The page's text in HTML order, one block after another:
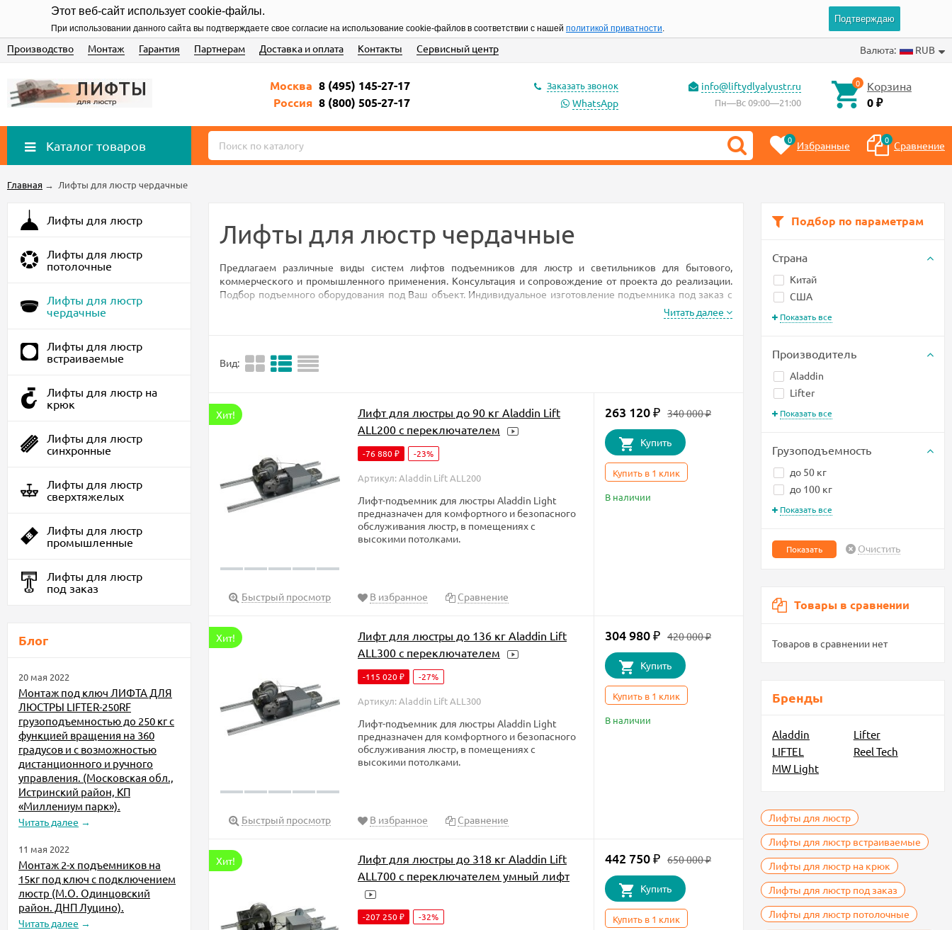
Этот веб-сайт использует cookie-файлы.
При использовании данного сайта вы подтверждаете свое согласие на использование cookie-файлов в соответствии с нашей политикой приватности.
Подтверждаю
Валюта: RUB
Производство Монтаж Гарантия Партнерам Доставка и оплата Контакты Сервисный центр
Москва 8 (495) 145-27-17
Россия 8 (800) 505-27-17
Заказать звонок
WhatsApp
info@liftydlyalyustr.ru
Пн—Вс 09:00—21:00
0 Корзина
0 ₽
Каталог товаров 0 Избранные 0 Сравнение
Главная → Лифты для люстр чердачные
Подбор по параметрам
Страна
Китай
США
Показать все
Производитель
Aladdin
Lifter
Показать все
Грузоподъемность
до 50 кг
до 100 кг
Показать все
Очистить
Товары в сравнении
Товаров в сравнении нет
Бренды
Aladdin
Lifter
LIFTEL
Reel Tech
MW Light
Лифты для люстр
Лифты для люстр встраиваемые
Лифты для люстр на крюк
Лифты для люстр под заказ
Лифты для люстр потолочные
Лифты для люстр
Лифты для люстр
потолочные
Лифты для люстр
чердачные
Лифты для люстр
встраиваемые
Лифты для люстр на
крюк
Лифты для люстр
синхронные
Лифты для люстр
сверхтяжелых
Лифты для люстр
промышленные
Лифты для люстр
под заказ
Блог
20 мая 2022
Монтаж под ключ ЛИФТА ДЛЯ
ЛЮСТРЫ LIFTER-250RF
грузоподъемностью до 250 кг с
функцией вращения на 360
градусов и с возможностью
дистанционного и ручного
управления. (Московская обл.,
Истринский район, КП
«Миллениум парк»).
Читать далее →
11 мая 2022
Монтаж 2-х подъемников на
15кг под ключ с подключением
люстр (М.О. Одинцовский
район. ДНП Луцино).
Читать далее →
Лифты для люстр чердачные
Предлагаем различные виды систем лифтов подъемников для люстр и светильников для бытового,
коммерческого и промышленного применения. Консультация и сопровождение от проекта до реализации.
Подбор подъемного оборудования под Ваш объект. Индивидуальное изготовление подъемника под заказ с
Читать далее
Вид:
Хит!
Лифт для люстры до 90 кг Aladdin Lift
ALL200 с переключателем
-76 880 ₽ -23%
Артикул: Aladdin Lift ALL200
Лифт-подъемник для люстры Aladdin Light
предназначен для комфортного и безопасного
обслуживания люстр, в помещениях с
высокими потолками.
263 120 ₽ 340 000₽
Купить
Купить в 1 клик
В наличии
Быстрый просмотр В избранное Сравнение
Хит!
Лифт для люстры до 136 кг Aladdin Lift
ALL300 с переключателем
-115 020 ₽ -27%
Артикул: Aladdin Lift ALL300
Лифт-подъемник для люстры Aladdin Light
предназначен для комфортного и безопасного
обслуживания люстр, в помещениях с
высокими потолками.
304 980 ₽ 420 000₽
Купить
Купить в 1 клик
В наличии
Быстрый просмотр В избранное Сравнение
Хит!
Лифт для люстры до 318 кг Aladdin Lift
ALL700 с переключателем умный лифт
-207 250 ₽ -32%
442 750 ₽ 650 000₽
Купить
Купить в 1 клик